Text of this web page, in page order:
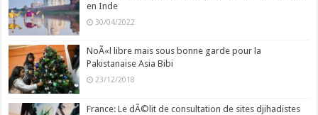
en Inde
30/04/2022
NoÃ«l libre mais sous bonne garde pour la
Pakistanaise Asia Bibi
23/12/2018
France: Le dÃ©lit de consultation de sites djihadistes